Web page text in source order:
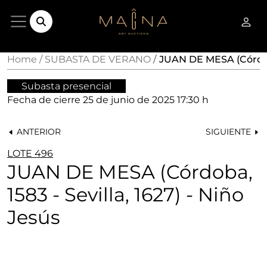
Home SUBASTA DE VERANO JUAN DE MESA
Subasta presencial
Fecha de cierre 25 de junio de 2025 17:30 h
ANTERIOR SIGUIENTE
LOTE 496
JUAN DE MESA (Córdoba,
1583 - Sevilla, 1627) - Niño
Jesús